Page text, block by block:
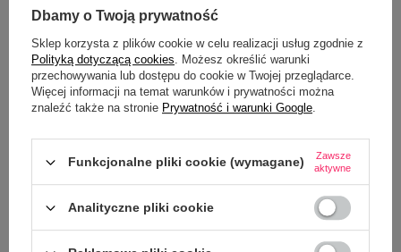
Z NASZEGO BLOGA
Personalizowane bidony dla uczniów – koniec z
pomyłkami w szkole
Dbamy o Twoją prywatność
Sklep korzysta z plików cookie w celu realizacji usług zgodnie z
Polityką dotyczącą cookies. Możesz określić warunki
przechowywania lub dostępu do cookie w Twojej przeglądarce.
Więcej informacji na temat warunków i prywatności można
znaleźć także na stronie Prywatność i warunki Google.
Funkcjonalne pliki cookie (wymagane)
Zawsze
aktywne
Analityczne pliki cookie